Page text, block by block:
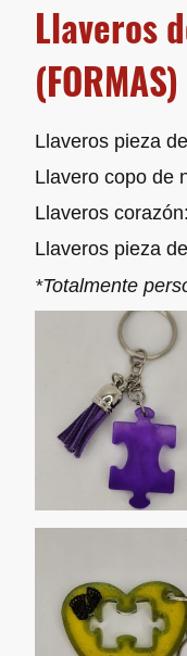
Llaveros
(FORMAS)
Llaveros pieza
Llavero copo de
Llaveros corazón:
Llaveros pieza
*Totalmente